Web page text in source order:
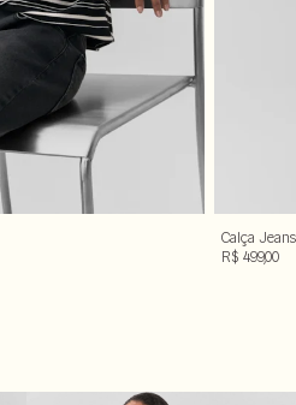
Calça
R$ 499,00